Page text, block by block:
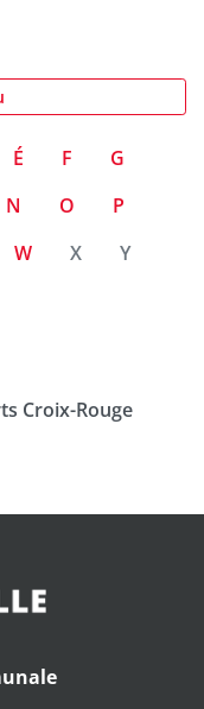
É F
G
N O
P
W X
Y
Croix-Rouge